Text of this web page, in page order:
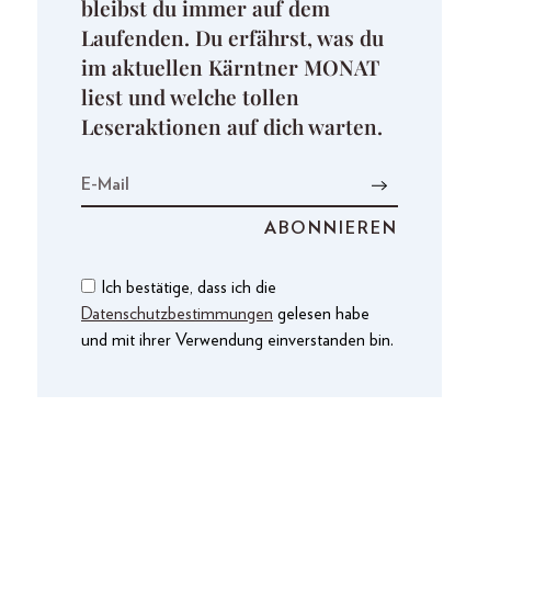
bleibst du immer auf dem
Laufenden. Du erfährst, was du
im aktuellen Kärntner MONAT
liest und welche tollen
Leseraktionen auf dich warten.
Ich bestätige, dass ich die
Datenschutzbestimmungen gelesen habe
und mit ihrer Verwendung einverstanden bin.